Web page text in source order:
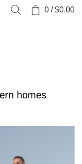
0 / $0.00
homes